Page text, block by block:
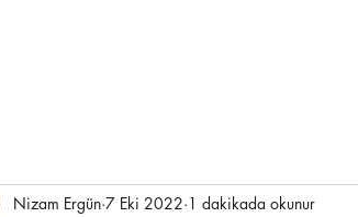
Nizam Ergün 7 Eki 2022 1 dakikada okunur